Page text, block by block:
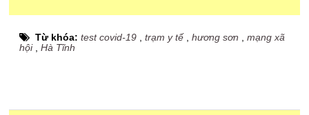
Từ khóa:test covid-19 ,trạm y tế,hương sơn ,mạng xã
hội,Hà Tĩnh